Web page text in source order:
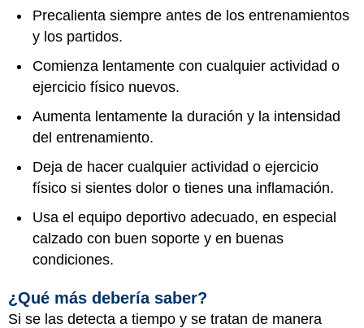
Precalienta siempre antes de los entrenamientos
y los partidos.
Comienza lentamente con cualquier actividad o
ejercicio físico nuevos.
Aumenta lentamente la duración y la intensidad
del entrenamiento.
Deja de hacer cualquier actividad o ejercicio
físico si sientes dolor o tienes una inflamación.
Usa el equipo deportivo adecuado, en especial
calzado con buen soporte y en buenas
condiciones.
¿Qué más debería saber?
Si se las detecta a tiempo y se tratan de manera